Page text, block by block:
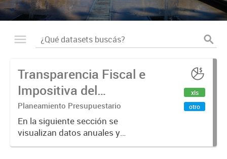
Transparencia Fiscal e
Impositiva del
Municipio. Año 2024
Planeamiento Presupuestario
En la siguiente sección se
visualizan datos anuales y
trimestrales referidos a la
xls
otro